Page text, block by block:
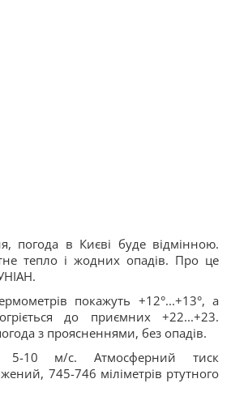
погода в Києві буде відмінною.
тепло і жодних опадів. Про це
покажуть +12°...+13°, а
до приємних +22...+23.
з проясненнями, без опадів.
5-10 м/с. Атмосферний тиск
745-746 міліметрів ртутного